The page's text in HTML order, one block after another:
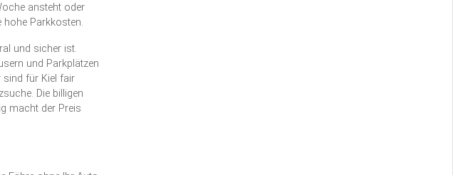
ansteht oder
hohe Parkkosten.
und sicher ist.
und Parkplätzen
sind für Kiel fair
Die billigen
macht der Preis